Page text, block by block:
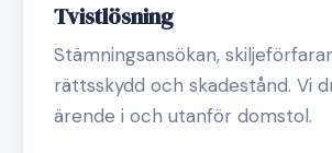
Tvistlösning
Stämningsansökan,
rättsskydd och skadestånd. Vi
ärende i och utanför domstol.